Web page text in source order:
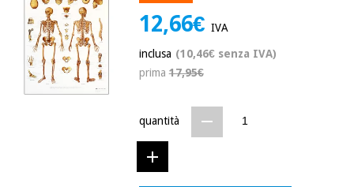
Offerte
mediche
Medicina
tradizionale
cinese
Notizia
Odontoiatria
Attrezzature
mediche
12,66€ IVA
inclusa (10,46€ senza IVA)
prima17,95€
quantità